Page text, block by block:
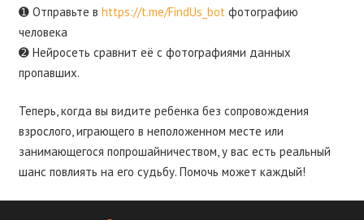
➊ Отправьте в https://t.me/FindUs_bot фотографию
человека
➋ Нейросеть сравнит её с фотографиями данных
пропавших.
Теперь, когда вы видите ребенка без сопровождения
взрослого, играющего в неположенном месте или
занимающегося попрошайничеством, у вас есть реальный
шанс повлиять на его судьбу. Помочь может каждый!